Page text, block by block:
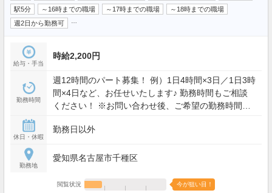
駅5分
～16時までの職場 ～17時までの職場
～18時までの職場
週2日から勤務可
給与・手当
時給2,200円
勤務時間
週12時間のパート募集！ 例）1日4時間×3日／1日3時
間×4日など、お任せいたします♪ 勤務時間もご相談
ください！ ※お問い合わせ後、ご希望の勤務時間に
休日・休暇
勤務日以外
勤務地
愛知県名古屋市千種区
閲覧状況 今が狙い目！